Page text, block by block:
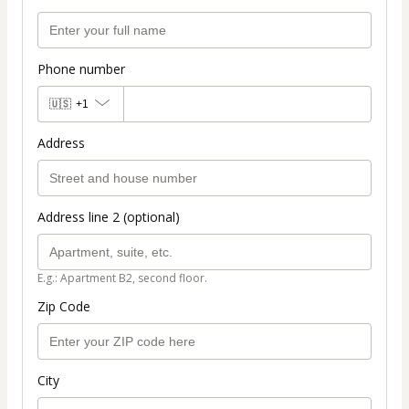
Phone number
🇺🇸 +1
Address
Address line 2 (optional)
E.g.: Apartment B2, second floor.
Zip Code
City